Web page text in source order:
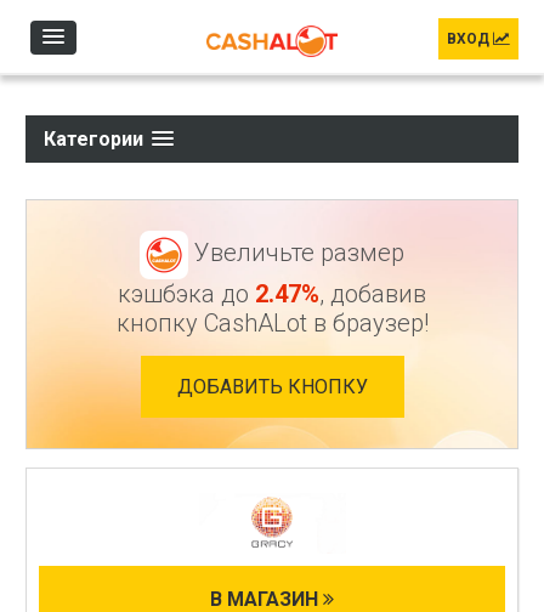
ВХОД
Категории
Увеличьте размер
кэшбэка до 2.47%, добавив
кнопку CashALot в браузер!
ДОБАВИТЬ КНОПКУ
В МАГАЗИН